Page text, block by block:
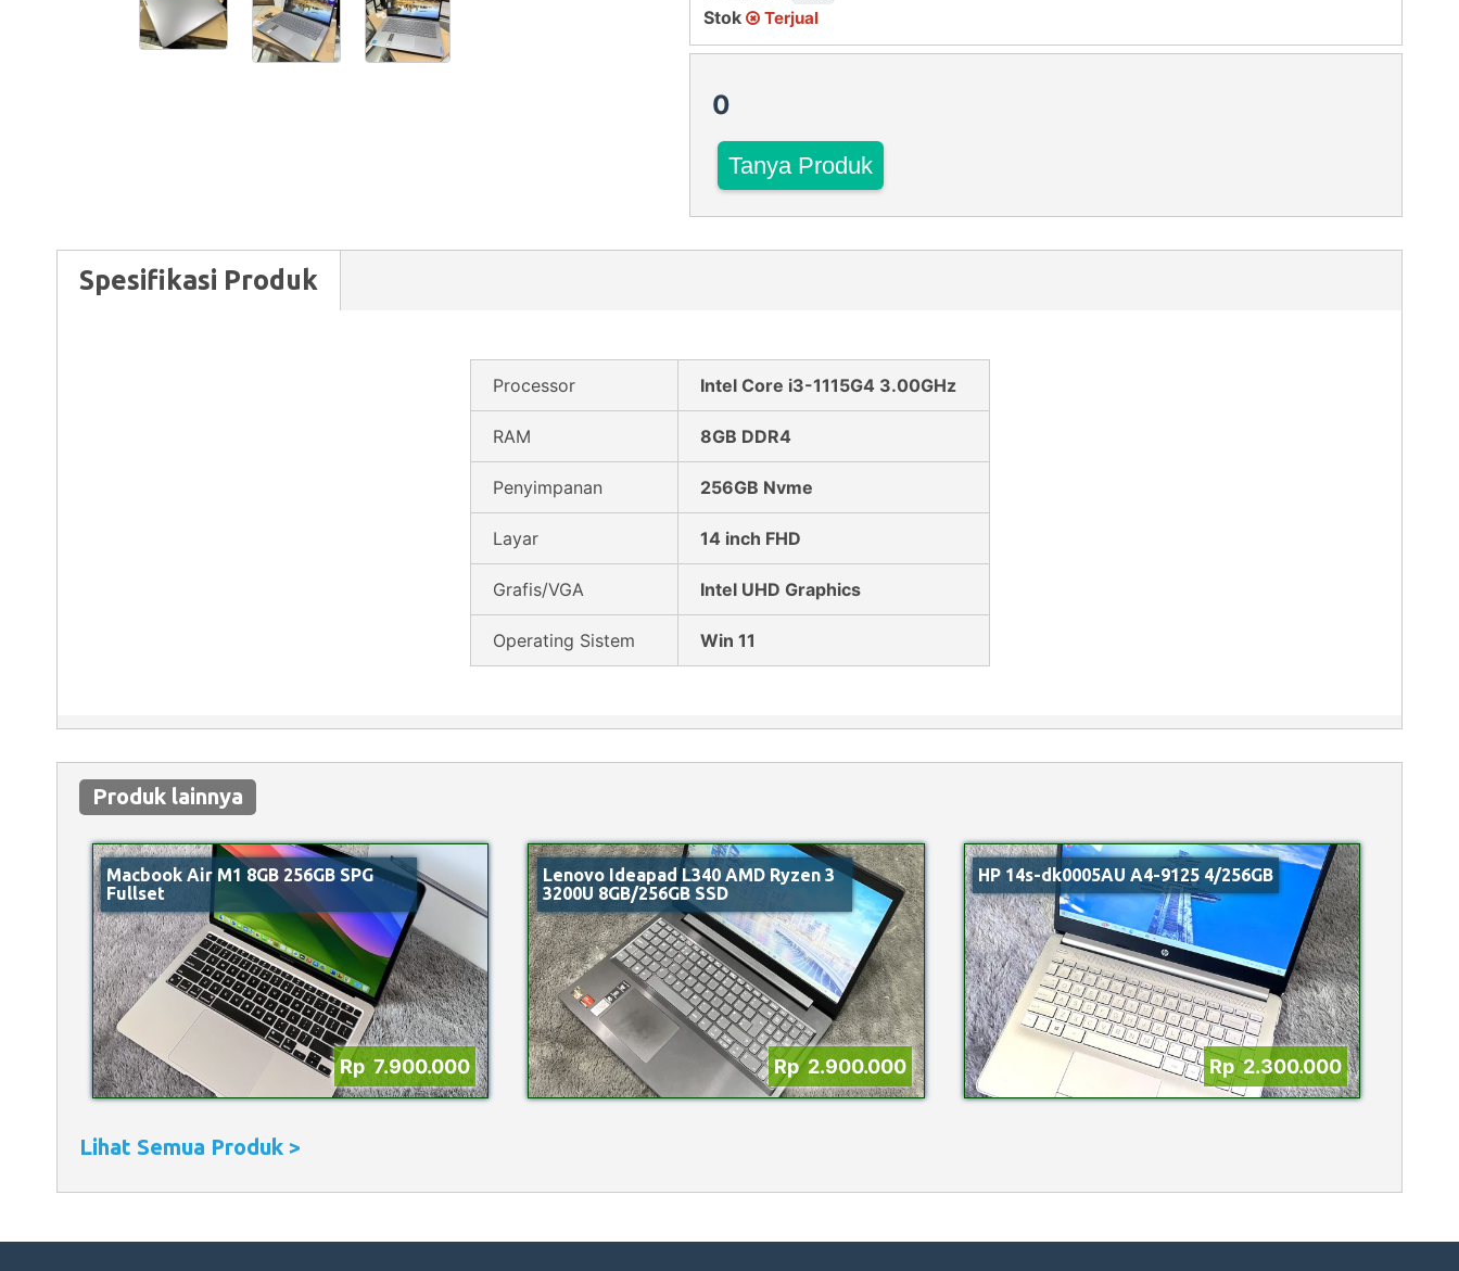
Stok Terjual
0
Tanya Produk
Spesifikasi Produk
Processor Intel Core i3-1115G4 3.00GHz
RAM 8GB DDR4
Penyimpanan 256GB Nvme
Layar 14 inch FHD
Grafis/VGA Intel UHD Graphics
Operating Sistem Win 11
Produk lainnya
Macbook Air M1 8GB 256GB SPG
Fullset
Rp 7.900.000
Lenovo Ideapad L340 AMD Ryzen 3
3200U 8GB/256GB SSD
Rp 2.900.000
HP 14s-dk0005AU A4-9125 4/256GB
Rp 2.300.000
Lihat Semua Produk >